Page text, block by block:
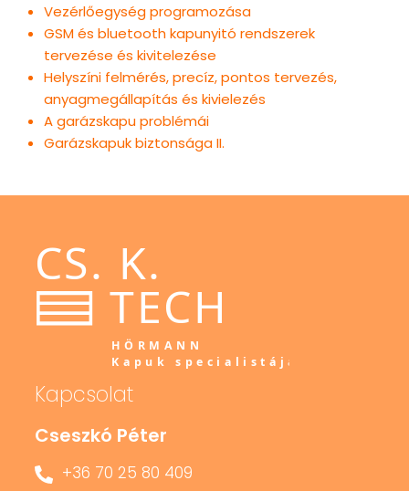
Vezérlőegység programozása
GSM és bluetooth kapunyitó rendszerek
tervezése és kivitelezése
Helyszíni felmérés, precíz, pontos tervezés,
anyagmegállapítás és kivielezés
A garázskapu problémái
Garázskapuk biztonsága II.
Kapcsolat
Cseszkó Péter
+36 70 25 80 409